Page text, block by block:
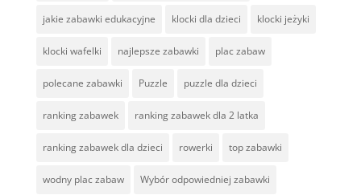
jakie zabawki edukacyjne klocki dla dzieci klocki jeżyki
klocki wafelki najlepsze zabawki plac zabaw
polecane zabawki Puzzle puzzle dla dzieci
ranking zabawek ranking zabawek dla 2 latka
ranking zabawek dla dzieci rowerki top zabawki
wodny plac zabaw Wybór odpowiedniej zabawki